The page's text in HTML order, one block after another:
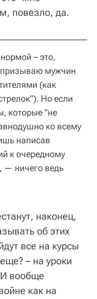
повезло, да.
– это,
призываю мужчин
(как
Но если
которые "не
ко всему
написав
к очередному
— ничего ведь
наконец,
об этих
все на курсы
– на уроки
И вообще
как на